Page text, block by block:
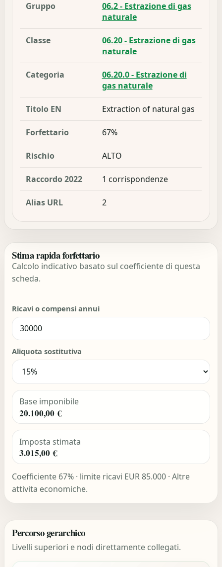
Gruppo
06.2 - Estrazione di gas
naturale
Classe
06.20 - Estrazione di gas
naturale
Categoria
06.20.0 - Estrazione di
gas naturale
Titolo EN Extraction of natural gas
Forfettario 67%
Rischio ALTO
Raccordo 2022 1 corrispondenze
Alias URL 2
Stima rapida forfettario
Calcolo indicativo basato sul coefficiente di questa
scheda.
Ricavi o compensi annui
Aliquota sostitutiva
Base imponibile
20.100,00 €
Imposta stimata
3.015,00 €
Coefficiente 67% · limite ricavi EUR 85.000 · Altre
attivita economiche.
Percorso gerarchico
Livelli superiori e nodi direttamente collegati.